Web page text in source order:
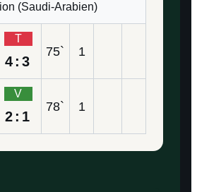
(Saudi-Arabien)
T
4:3
75` 1
V
2:1
78` 1